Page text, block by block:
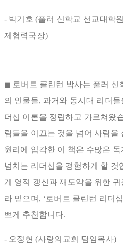
- 박기호 (풀러 신학교 선교대학
제협력국장)
◼ 로버트 클린턴 박사는 풀러 신
의 인물들, 과거와 동시대 리더
더십 이론을 정립하고 가르쳐왔
람들을 이끄는 것을 넘어 사람을
원리에 입각한 이 책은 수많은
넘치는 리더십을 경험하게 할 것
게 영적 갱신과 재도약을 위한
라 믿으며, ‘로버트 클린턴 리더
쁘게 추천합니다.
- 오정현 (사랑의교회 담임목사)